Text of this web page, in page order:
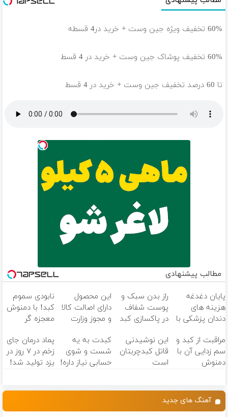
60% تخفیف ویژه جین وست + خرید در4 قسطه
60% تخفیف پوشاک جین وست + خرید در 4 قسط
تا 60 درصد تخفیف جین وست + خرید در 4 قسط
مطالب پیشنهادی
پایان دغدغه
هزینه های
دندان پزشکی با
کننده خانگی
راز بدن سبک و
پوست شفاف
در پاکسازی کبد
این محصول
دارای اصالت کالا
و مجوز وزارت
است(55%تخفیف)
نابودی سموم
کبد! با دمنوش
معجزه گر
مرجوعیfile:///C:/Users
مراقبت از کبد و
سم زدایی آن با
دمنوش
این نوشیدنی
قاتل کبدچربتان
است
کبدت به یه
شست و شوی
حسابی نیاز داره!
پماد درمان جای
زخم در ۷ روز در
یزد تولید شد!
آهنگ های جدید